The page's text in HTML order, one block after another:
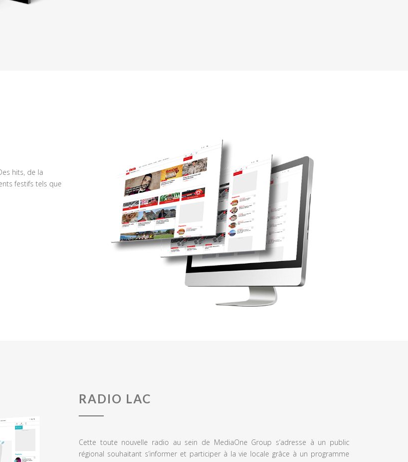
hits, de la
festifs tels que
RADIO LAC
Cette toute nouvelle radio au sein de MediaOne Group s’adresse à un public
régional souhaitant s’informer et participer à la vie locale grâce à un programme